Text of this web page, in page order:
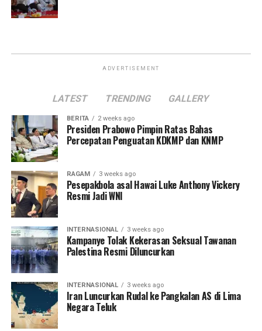
ADVERTISEMENT
LATEST TRENDING GALLERY
BERITA 2 weeks ago
Presiden Prabowo Pimpin Ratas Bahas
Percepatan Penguatan KDKMP dan KNMP
RAGAM 3 weeks ago
Pesepakbola asal Hawai Luke Anthony Vickery
Resmi Jadi WNI
INTERNASIONAL 3 weeks ago
Kampanye Tolak Kekerasan Seksual Tawanan
Palestina Resmi Diluncurkan
INTERNASIONAL 3 weeks ago
Iran Luncurkan Rudal ke Pangkalan AS di Lima
Negara Teluk